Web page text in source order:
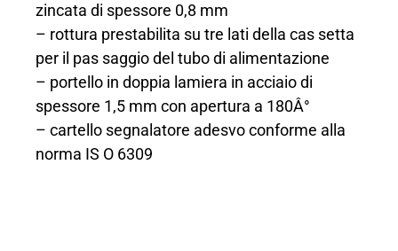
zincata di spessore 0,8 mm
– rottura prestabilita su tre lati della cas setta
per il pas saggio del tubo di alimentazione
– portello in doppia lamiera in acciaio di
spessore 1,5 mm con apertura a 180Â°
– cartello segnalatore adesvo conforme alla
norma IS O 6309